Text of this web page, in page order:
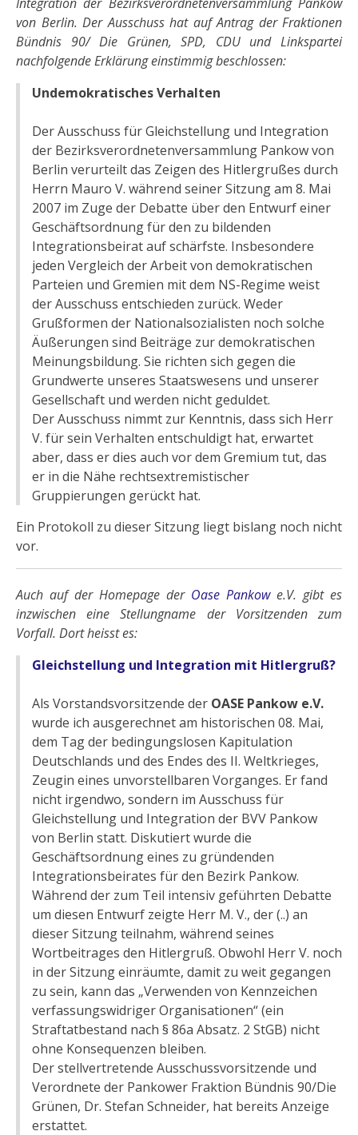
von Berlin. Der Ausschuss hat auf Antrag der Fraktionen
Bündnis 90/ Die Grünen, SPD, CDU und Linkspartei
nachfolgende Erklärung einstimmig beschlossen:
Undemokratisches Verhalten
Der Ausschuss für Gleichstellung und Integration
der Bezirksverordnetenversammlung Pankow von
Berlin verurteilt das Zeigen des Hitlergrußes durch
Herrn Mauro V. während seiner Sitzung am 8. Mai
2007 im Zuge der Debatte über den Entwurf einer
Geschäftsordnung für den zu bildenden
Integrationsbeirat auf schärfste. Insbesondere
jeden Vergleich der Arbeit von demokratischen
Parteien und Gremien mit dem NS-Regime weist
der Ausschuss entschieden zurück. Weder
Grußformen der Nationalsozialisten noch solche
Äußerungen sind Beiträge zur demokratischen
Meinungsbildung. Sie richten sich gegen die
Grundwerte unseres Staatswesens und unserer
Gesellschaft und werden nicht geduldet.
Der Ausschuss nimmt zur Kenntnis, dass sich Herr
V. für sein Verhalten entschuldigt hat, erwartet
aber, dass er dies auch vor dem Gremium tut, das
er in die Nähe rechtsextremistischer
Gruppierungen gerückt hat.
Ein Protokoll zu dieser Sitzung liegt bislang noch nicht
vor.
Auch auf der Homepage der Oase Pankowe.V. gibt es
inzwischen eine Stellungname der Vorsitzenden zum
Vorfall. Dort heisst es:
Gleichstellung und Integration mit Hitlergruß?
Als Vorstandsvorsitzende der OASE Pankow e.V.
wurde ich ausgerechnet am historischen 08. Mai,
dem Tag der bedingungslosen Kapitulation
Deutschlands und des Endes des II. Weltkrieges,
Zeugin eines unvorstellbaren Vorganges. Er fand
nicht irgendwo, sondern im Ausschuss für
Gleichstellung und Integration der BVV Pankow
von Berlin statt. Diskutiert wurde die
Geschäftsordnung eines zu gründenden
Integrationsbeirates für den Bezirk Pankow.
Während der zum Teil intensiv geführten Debatte
um diesen Entwurf zeigte Herr M. V., der (..) an
dieser Sitzung teilnahm, während seines
Wortbeitrages den Hitlergruß. Obwohl Herr V. noch
in der Sitzung einräumte, damit zu weit gegangen
zu sein, kann das „Verwenden von Kennzeichen
verfassungswidriger Organisationen“ (ein
Straftatbestand nach § 86a Absatz. 2 StGB) nicht
ohne Konsequenzen bleiben.
Der stellvertretende Ausschussvorsitzende und
Verordnete der Pankower Fraktion Bündnis 90/Die
Grünen, Dr. Stefan Schneider, hat bereits Anzeige
erstattet.